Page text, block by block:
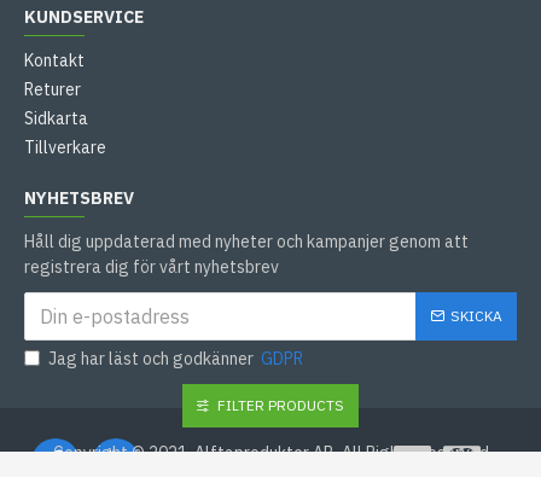
KUNDSERVICE
Kontakt
Returer
Sidkarta
Tillverkare
NYHETSBREV
Håll dig uppdaterad med nyheter och kampanjer genom att
registrera dig för vårt nyhetsbrev
SKICKA
Jag har läst och godkänner GDPR
Copyright © 2021, Alftaprodukter AB, All Rights Reserved
FILTER PRODUCTS